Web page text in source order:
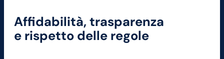
Affidabilità, trasparenza
e rispetto delle regole